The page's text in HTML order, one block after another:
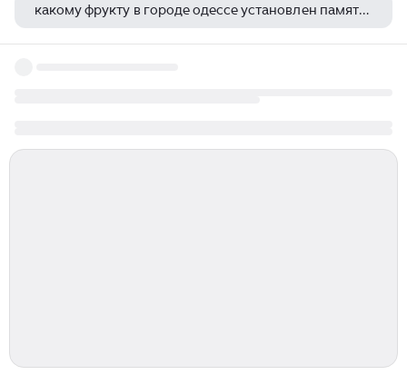
какому фрукту в городе одессе установлен памятник